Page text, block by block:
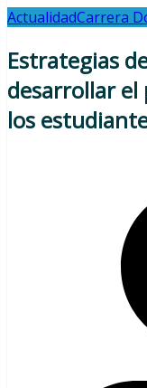
ActualidadCarrera
Estrategias
desarrollar
los